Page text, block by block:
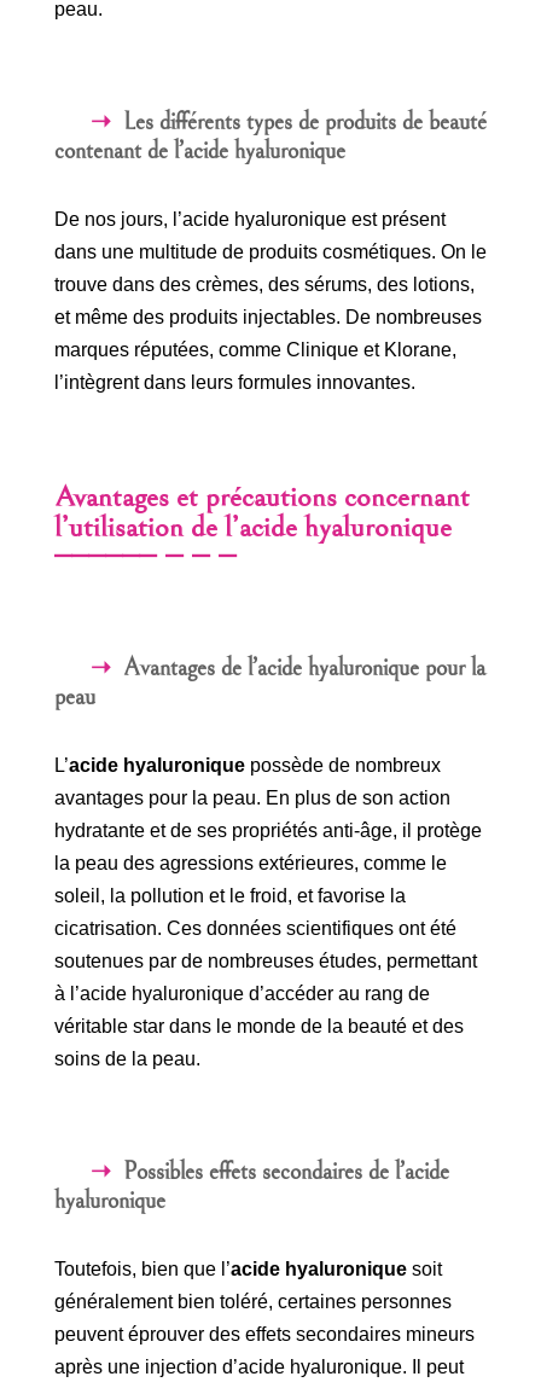
peau.
Les différents types de produits de beauté
contenant de l’acide hyaluronique
De nos jours, l’acide hyaluronique est présent
dans une multitude de produits cosmétiques. On le
trouve dans des crèmes, des sérums, des lotions,
et même des produits injectables. De nombreuses
marques réputées, comme Clinique et Klorane,
l’intègrent dans leurs formules innovantes.
Avantages et précautions concernant
l’utilisation de l’acide hyaluronique
Avantages de l’acide hyaluronique pour la
peau
L’acide hyaluroniquepossède de nombreux
avantages pour la peau. En plus de son action
hydratante et de ses propriétés anti-âge, il protège
la peau des agressions extérieures, comme le
soleil, la pollution et le froid, et favorise la
cicatrisation. Ces données scientifiques ont été
soutenues par de nombreuses études, permettant
à l’acide hyaluronique d’accéder au rang de
véritable star dans le monde de la beauté et des
soins de la peau.
Possibles effets secondaires de l’acide
hyaluronique
Toutefois, bien que l’acide hyaluroniquesoit
généralement bien toléré, certaines personnes
peuvent éprouver des effets secondaires mineurs
après une injection d’acide hyaluronique. Il peut